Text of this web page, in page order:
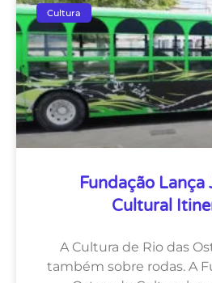
Cultura
Fundação Lança
Cultural
A Cultura de Rio das
também sobre rodas. A